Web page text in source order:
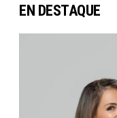
EN DESTAQUE